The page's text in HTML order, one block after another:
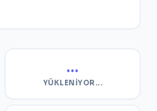
...
YÜKLENIYOR...